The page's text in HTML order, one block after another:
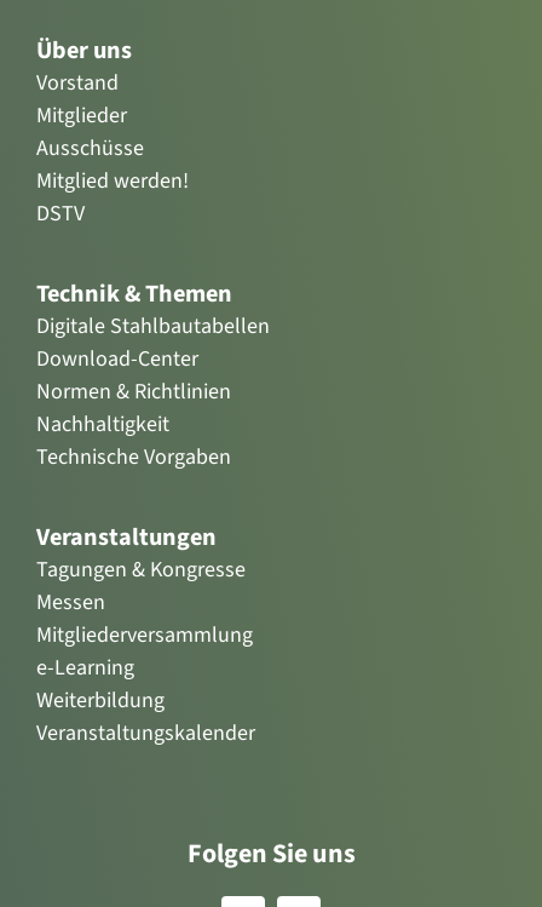
Über uns
Vorstand
Mitglieder
Ausschüsse
Mitglied werden!
DSTV
Technik & Themen
Digitale Stahlbautabellen
Download-Center
Normen & Richtlinien
Nachhaltigkeit
Technische Vorgaben
Veranstaltungen
Tagungen & Kongresse
Messen
Mitgliederversammlung
e-Learning
Weiterbildung
Veranstaltungskalender
Folgen Sie uns